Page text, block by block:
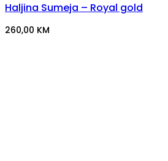
Haljina Sumeja – Royal gold
260,00 KM